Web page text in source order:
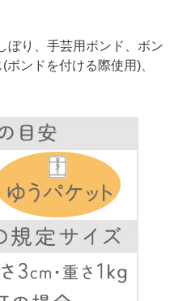
ぼり、手芸用ボンド、ボン
ンドを付ける際使用)、